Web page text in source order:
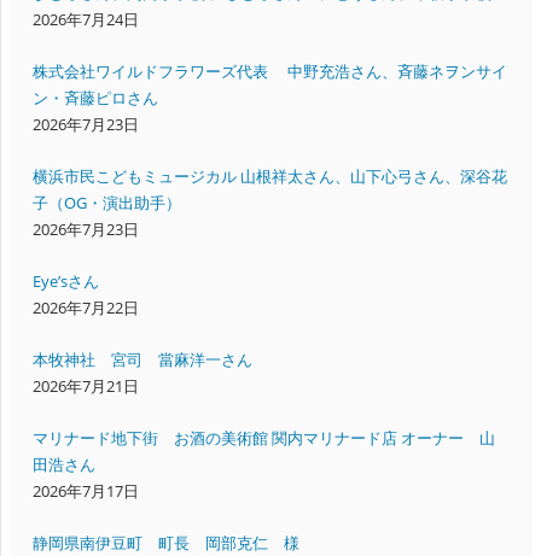
いいださん・すえよしさん
2026年7月24日
株式会社ワイルドフラワーズ代表 中野充浩さん、斉藤ネヲンサイ
ン・斉藤ピロさん
2026年7月23日
横浜市民こどもミュージカル 山根祥太さん、山下心弓さん、深谷花
子（OG・演出助手）
2026年7月23日
Eye’sさん
2026年7月22日
本牧神社 宮司 當麻洋一さん
2026年7月21日
マリナード地下街 お酒の美術館 関内マリナード店 オーナー 山
田浩さん
2026年7月17日
静岡県南伊豆町 町長 岡部克仁 様